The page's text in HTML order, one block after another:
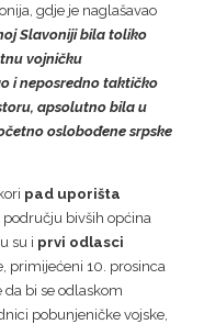
gdje je naglašavao
Slavoniji bila toliko
vojničku
i neposredno taktičko
apsolutno bila u
oslobođene srpske
pad uporišta
području bivših općina
su i prvi odlasci
primijećeni 10. prosinca
da bi se odlaskom
pobunjeničke vojske,